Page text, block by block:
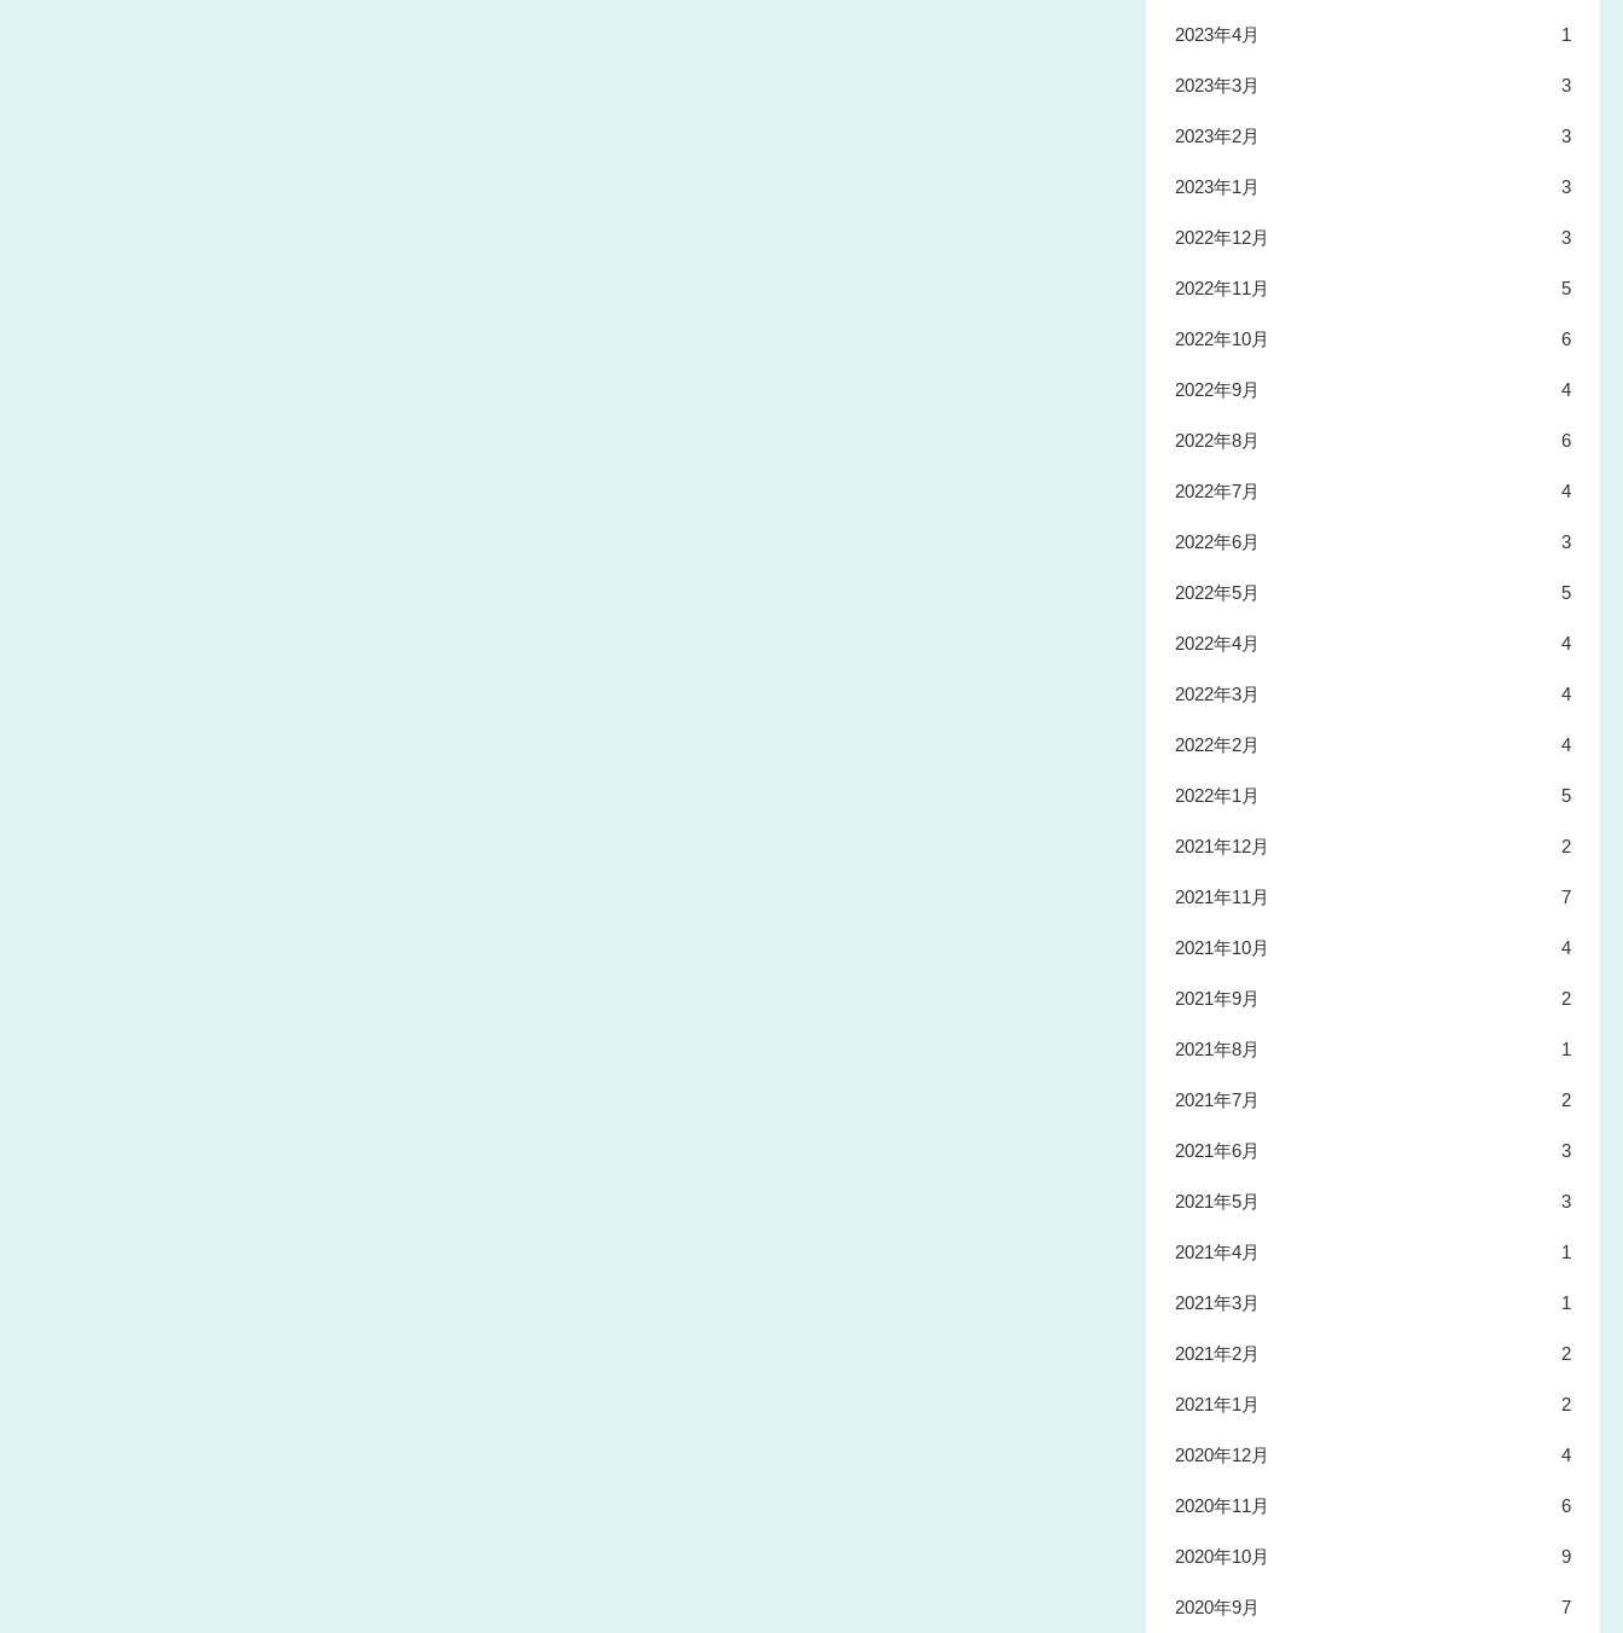
2023年4月 1
2023年3月 3
2023年2月 3
2023年1月 3
2022年12月 3
2022年11月 5
2022年10月 6
2022年9月 4
2022年8月 6
2022年7月 4
2022年6月 3
2022年5月 5
2022年4月 4
2022年3月 4
2022年2月 4
2022年1月 5
2021年12月 2
2021年11月 7
2021年10月 4
2021年9月 2
2021年8月 1
2021年7月 2
2021年6月 3
2021年5月 3
2021年4月 1
2021年3月 1
2021年2月 2
2021年1月 2
2020年12月 4
2020年11月 6
2020年10月 9
2020年9月 7